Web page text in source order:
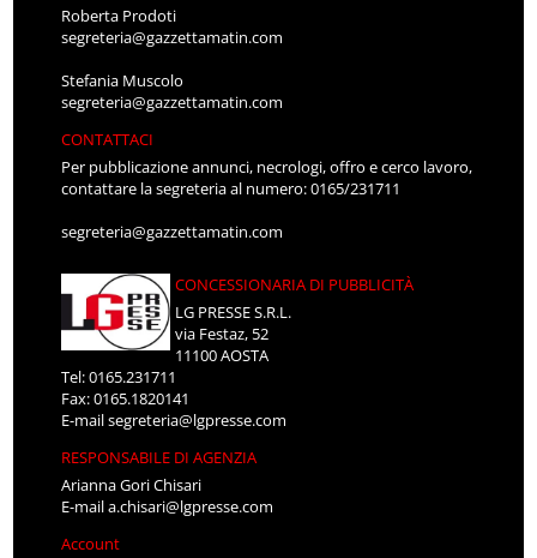
Roberta Prodoti
segreteria@gazzettamatin.com
Stefania Muscolo
segreteria@gazzettamatin.com
CONTATTACI
Per pubblicazione annunci, necrologi, offro e cerco lavoro,
contattare la segreteria al numero: 0165/231711
segreteria@gazzettamatin.com
CONCESSIONARIA DI PUBBLICITÀ
LG PRESSE S.R.L.
via Festaz, 52
11100 AOSTA
Tel: 0165.231711
Fax: 0165.1820141
E-mailsegreteria@lgpresse.com
RESPONSABILE DI AGENZIA
Arianna Gori Chisari
E-maila.chisari@lgpresse.com
Account